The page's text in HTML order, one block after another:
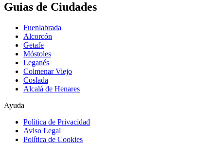
Guias de Ciudades
Fuenlabrada
Alcorcón
Getafe
Móstoles
Leganés
Colmenar Viejo
Coslada
Alcalá de Henares
Ayuda
Política de Privacidad
Aviso Legal
Política de Cookies